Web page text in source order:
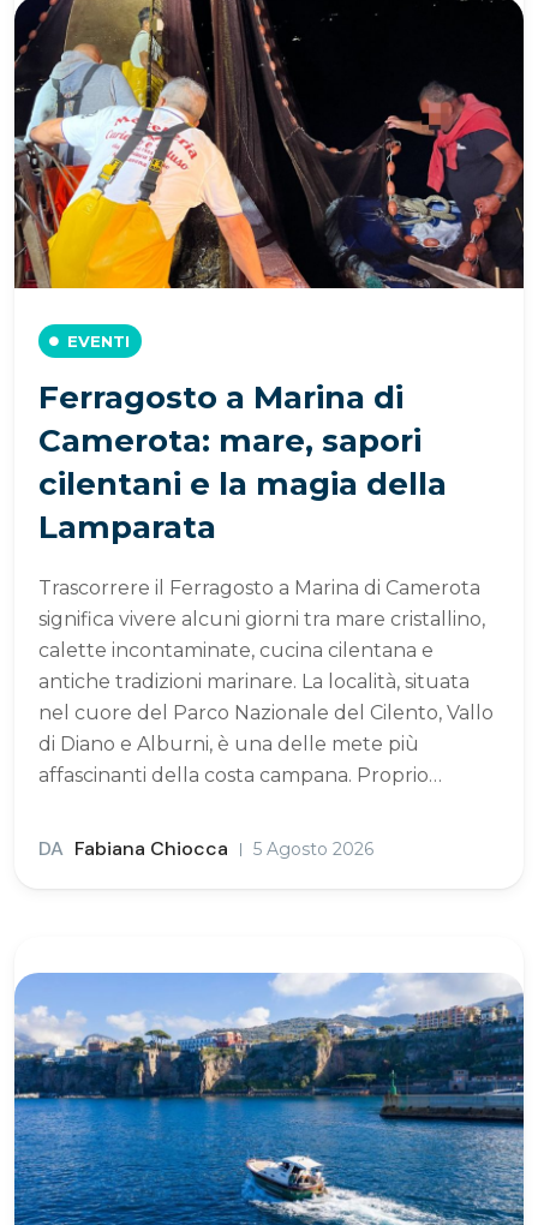
EVENTI
Ferragosto a Marina di
Camerota: mare, sapori
cilentani e la magia della
Lamparata
Trascorrere il Ferragosto a Marina di Camerota
significa vivere alcuni giorni tra mare cristallino,
calette incontaminate, cucina cilentana e
antiche tradizioni marinare. La località, situata
nel cuore del Parco Nazionale del Cilento, Vallo
di Diano e Alburni, è una delle mete più
affascinanti della costa campana. Proprio…
DA Fabiana Chiocca 5 Agosto 2026